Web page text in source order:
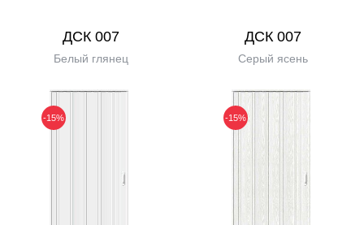
ДСК 007
Белый глянец
-15%
ДСК 007
Серый ясень
-15%